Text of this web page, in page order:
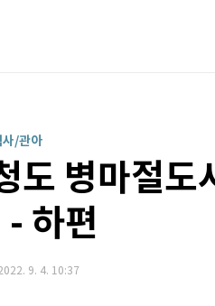
사/관아
병마절도
- 하편
9. 4. 10:37